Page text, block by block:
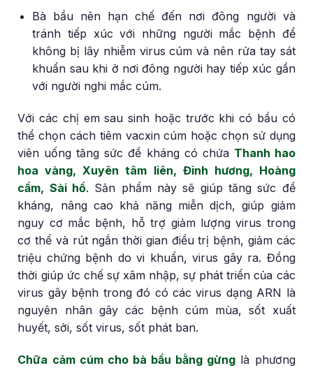
Bà bầu nên hạn chế đến nơi đông người và
tránh tiếp xúc với những người mắc bệnh để
không bị lây nhiễm virus cúm và nên rửa tay sát
khuẩn sau khi ở nơi đông người hay tiếp xúc gần
với người nghi mắc cúm.
Với các chị em sau sinh hoặc trước khi có bầu có
thể chọn cách tiêm vacxin cúm hoặc chọn sử dụng
viên uống tăng sức đề kháng có chứa Thanh hao
hoa vàng, Xuyên tâm liên, Đinh hương, Hoàng
cầm, Sài hồ. Sản phẩm này sẽ giúp tăng sức đề
kháng, nâng cao khả năng miễn dịch, giúp giảm
nguy cơ mắc bệnh, hỗ trợ giảm lượng virus trong
cơ thể và rút ngắn thời gian điều trị bệnh, giảm các
triệu chứng bệnh do vi khuẩn, virus gây ra. Đồng
thời giúp ức chế sự xâm nhập, sự phát triển của các
virus gây bệnh trong đó có các virus dạng ARN là
nguyên nhân gây các bệnh cúm mùa, sốt xuất
huyết, sởi, sốt virus, sốt phát ban.
Chữa cảm cúm cho bà bầu bằng gừng là phương